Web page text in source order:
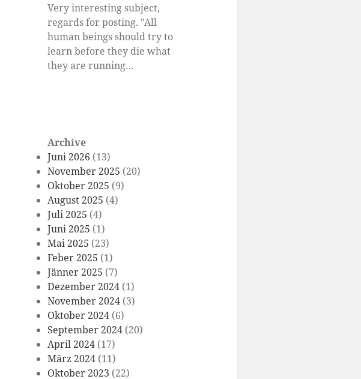
Very interesting subject,
regards for posting. "All
human beings should try to
learn before they die what
they are running…
Archive
Juni 2026 (13)
November 2025 (20)
Oktober 2025 (9)
August 2025 (4)
Juli 2025 (4)
Juni 2025 (1)
Mai 2025 (23)
Feber 2025 (1)
Jänner 2025 (7)
Dezember 2024 (1)
November 2024 (3)
Oktober 2024 (6)
September 2024 (20)
April 2024 (17)
März 2024 (11)
Oktober 2023 (22)